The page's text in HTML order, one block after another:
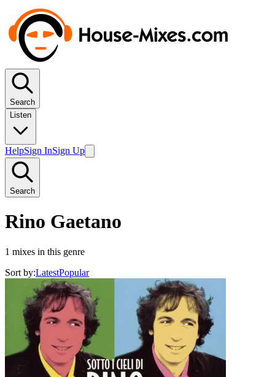
Search
Listen
HelpSign InSign Up
Search
Rino Gaetano
1 mixes in this genre
Sort by:LatestPopular